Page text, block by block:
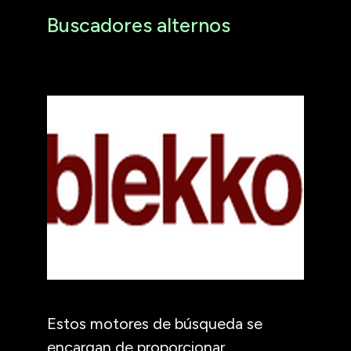
Buscadores alternos
Estos motores de búsqueda se
encargan de proporcionar